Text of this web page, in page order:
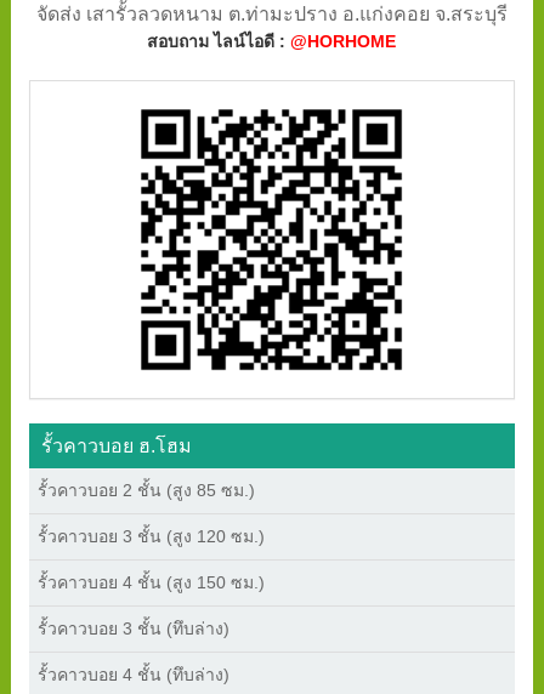
จัดส่ง เสารั้วลวดหนาม ต.ท่ามะปราง อ.แก่งคอย จ.สระบุรี
สอบถาม ไลน์ไอดี :@HORHOME
รั้วคาวบอย ฮ.โฮม
รั้วคาวบอย 2 ชั้น (สูง 85 ซม.)
รั้วคาวบอย 3 ชั้น (สูง 120 ซม.)
รั้วคาวบอย 4 ชั้น (สูง 150 ซม.)
รั้วคาวบอย 3 ชั้น (ทึบล่าง)
รั้วคาวบอย 4 ชั้น (ทึบล่าง)